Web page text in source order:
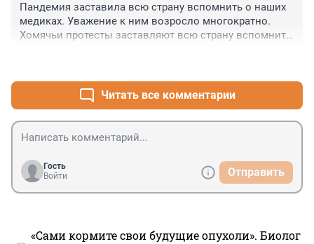
Пандемия заставила всю страну вспомнить о наших
медиках. Уважение к ним возросло многократно.
Хомячьи протесты заставляют всю страну вспомнить
Читать все комментарии
Гость
Войти
Отправить
«Сами кормите свои будущие опухоли». Биолог